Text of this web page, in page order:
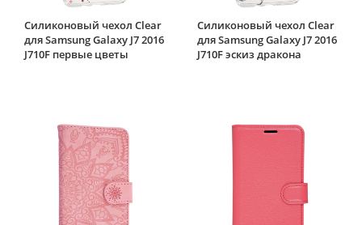
Силиконовый чехол Clear
для Samsung Galaxy J7 2016
J710F первые цветы
Силиконовый чехол Clear
для Samsung Galaxy J7 2016
J710F эскиз дракона